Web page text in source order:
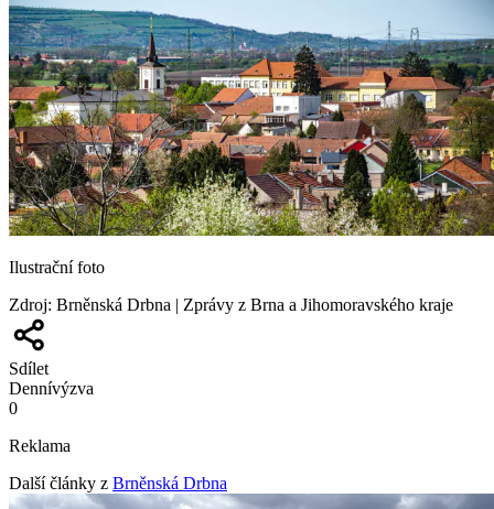
Ilustrační foto
Zdroj: Brněnská Drbna | Zprávy z Brna a Jihomoravského kraje
Sdílet
Dennívýzva
0
Reklama
Další články z Brněnská Drbna